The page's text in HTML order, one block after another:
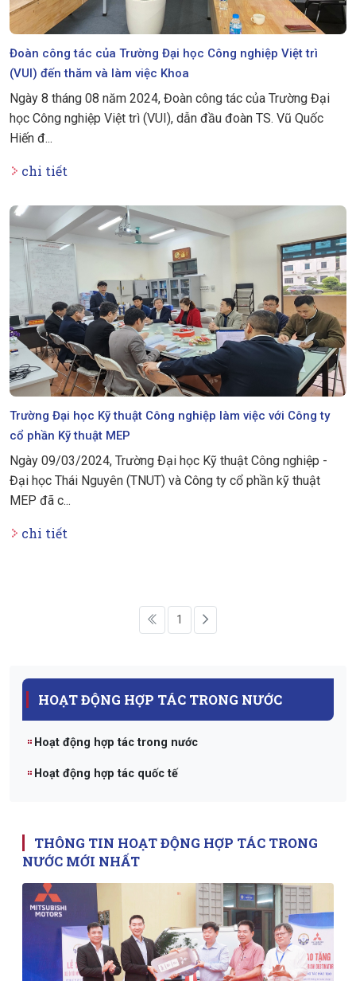
Đoàn công tác của Trường Đại học Công nghiệp Việt trì
(VUI) đến thăm và làm việc Khoa
Ngày 8 tháng 08 năm 2024, Đoàn công tác của Trường Đại
học Công nghiệp Việt trì (VUI), dẫn đầu đoàn TS. Vũ Quốc
Hiến đ...
chi tiết
Trường Đại học Kỹ thuật Công nghiệp làm việc với Công ty
cổ phần Kỹ thuật MEP
Ngày 09/03/2024, Trường Đại học Kỹ thuật Công nghiệp -
Đại học Thái Nguyên (TNUT) và Công ty cổ phần kỹ thuật
MEP đã c...
chi tiết
1
HOẠT ĐỘNG HỢP TÁC TRONG NƯỚC
Hoạt động hợp tác trong nước
Hoạt động hợp tác quốc tế
THÔNG TIN HOẠT ĐỘNG HỢP TÁC TRONG
NƯỚC MỚI NHẤT